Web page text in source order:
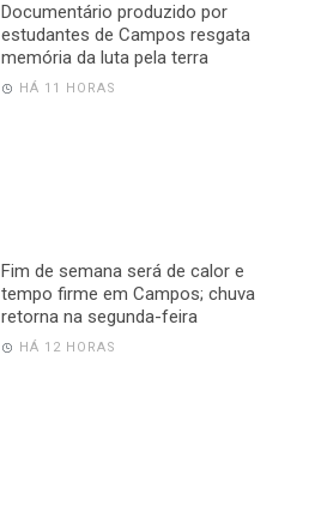
Documentário produzido por
estudantes de Campos resgata
memória da luta pela terra
HÁ 11 HORAS
Fim de semana será de calor e
tempo firme em Campos; chuva
retorna na segunda-feira
HÁ 12 HORAS